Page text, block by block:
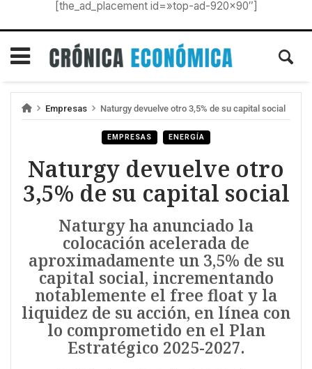
[the_ad_placement id=»top-ad-920×90″]
Empresas Naturgy devuelve otro 3,5% de su capital social
EMPRESAS ENERGÍA
Naturgy devuelve otro
3,5% de su capital social
Naturgy ha anunciado la
colocación acelerada de
aproximadamente un 3,5% de su
capital social, incrementando
notablemente el free float y la
liquidez de su acción, en línea con
lo comprometido en el Plan
Estratégico 2025-2027.